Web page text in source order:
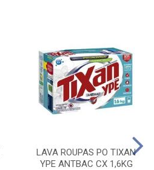
LAVA ROUPAS PO TIXAN
YPE ANTBAC CX 1,6KG